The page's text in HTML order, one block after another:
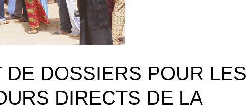
DE DOSSIERS POUR LES
DIRECTS DE LA